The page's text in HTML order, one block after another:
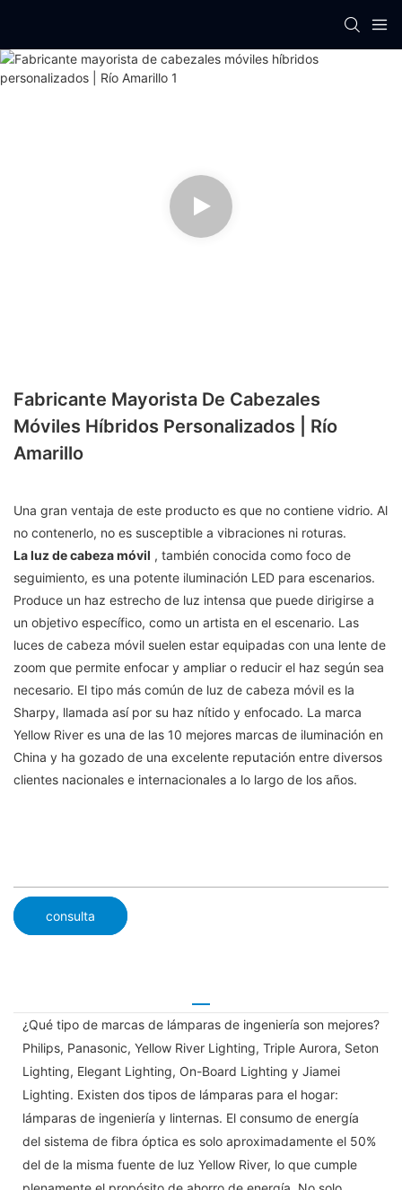
Fabricante Mayorista De Cabezales
Móviles Híbridos Personalizados | Río
Amarillo
Una gran ventaja de este producto es que no contiene vidrio. Al
no contenerlo, no es susceptible a vibraciones ni roturas.
La luz de cabeza móvil , también conocida como foco de
seguimiento, es una potente iluminación LED para escenarios.
Produce un haz estrecho de luz intensa que puede dirigirse a
un objetivo específico, como un artista en el escenario. Las
luces de cabeza móvil suelen estar equipadas con una lente de
zoom que permite enfocar y ampliar o reducir el haz según sea
necesario. El tipo más común de luz de cabeza móvil es la
Sharpy, llamada así por su haz nítido y enfocado. La marca
Yellow River es una de las 10 mejores marcas de iluminación en
China y ha gozado de una excelente reputación entre diversos
clientes nacionales e internacionales a lo largo de los años.
consulta
¿Qué tipo de marcas de lámparas de ingeniería son mejores?
Philips, Panasonic, Yellow River Lighting, Triple Aurora, Seton
Lighting, Elegant Lighting, On-Board Lighting y Jiamei
Lighting. Existen dos tipos de lámparas para el hogar:
lámparas de ingeniería y linternas. El consumo de energía
del sistema de fibra óptica es solo aproximadamente el 50%
del de la misma fuente de luz Yellow River, lo que cumple